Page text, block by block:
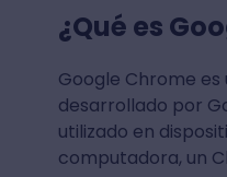
¿Qué es
Google Chrome
desarrollado por
utilizado en
computadora, un